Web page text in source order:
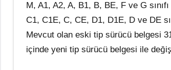
M, A1, A2, A, B1, B, BE, F ve G
C1, C1E, C, CE, D1, D1E, D ve DE
Mevcut olan eski tip sürücü belgesi
içinde yeni tip sürücü belgesi ile